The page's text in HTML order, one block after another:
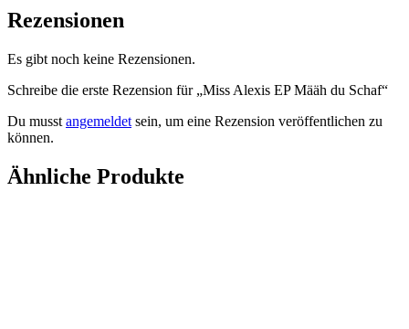
Rezensionen
Es gibt noch keine Rezensionen.
Schreibe die erste Rezension für „Miss Alexis EP Määh du Schaf“
Du musst angemeldet sein, um eine Rezension veröffentlichen zu
können.
Ähnliche Produkte